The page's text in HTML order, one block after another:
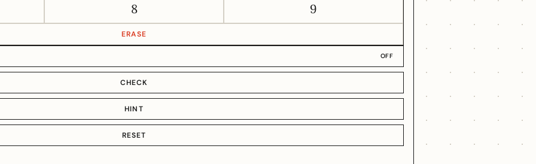
8 9
ERASE
OFF
CHECK
HINT
RESET